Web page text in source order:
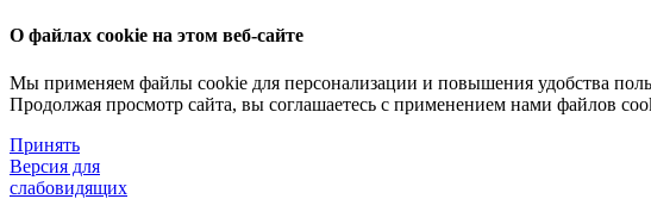
О файлах cookie на этом веб-сайте
Мы применяем файлы cookie для персонализации и повышения удобства
Продолжая просмотр сайта, вы соглашаетесь с применением нами файлов
Принять
Версия для
слабовидящих